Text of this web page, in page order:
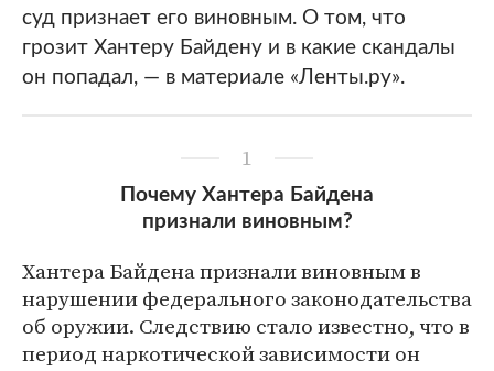
суд признает его виновным. О том, что
грозит Хантеру Байдену и в какие скандалы
он попадал, — в материале «Ленты.ру».
1
Почему Хантера Байдена
признали виновным?
Хантера Байдена признали виновным в
нарушении федерального законодательства
об оружии. Следствию стало известно, что в
период наркотической зависимости он